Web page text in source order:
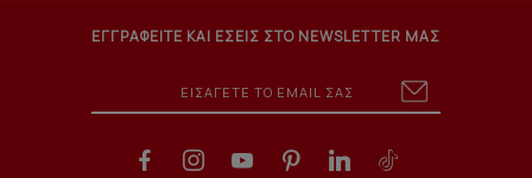
ΕΓΓΡΑΦΕΙΤΕ ΚΑΙ ΕΣΕΙΣ ΣΤΟ NEWSLETTER ΜΑΣ